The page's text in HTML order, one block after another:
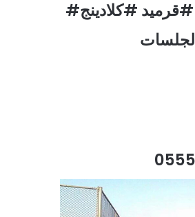
#كلادينج